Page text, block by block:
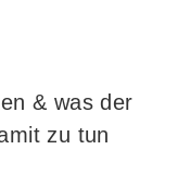
& was der
zu tun